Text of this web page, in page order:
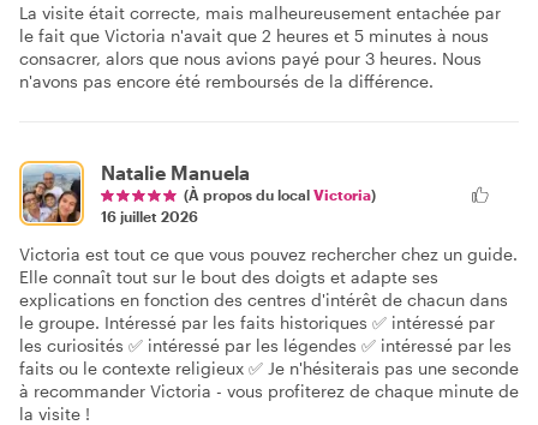
La visite était correcte, mais malheureusement entachée par
le fait que Victoria n'avait que 2 heures et 5 minutes à nous
consacrer, alors que nous avions payé pour 3 heures. Nous
n'avons pas encore été remboursés de la différence.
Natalie Manuela
(À propos du local Victoria)
16 juillet 2026
Victoria est tout ce que vous pouvez rechercher chez un guide.
Elle connaît tout sur le bout des doigts et adapte ses
explications en fonction des centres d'intérêt de chacun dans
le groupe. Intéressé par les faits historiques ✅ intéressé par
les curiosités ✅ intéressé par les légendes ✅ intéressé par les
faits ou le contexte religieux ✅ Je n'hésiterais pas une seconde
à recommander Victoria - vous profiterez de chaque minute de
la visite !